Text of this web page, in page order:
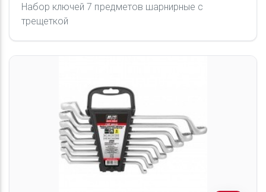
Набор ключей 7 предметов шарнирные с
трещеткой